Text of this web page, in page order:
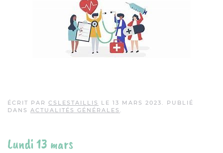
ÉCRIT PAR CSLESTAILLIS LE 13 MARS 2023 . PUBLIÉ
DANS ACTUALITÉS GÉNÉRALES .
Lundi 13 mars